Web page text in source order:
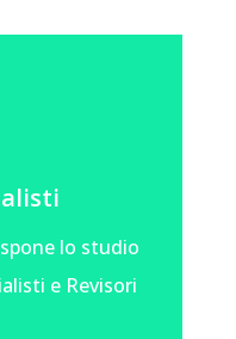
lo studio
e Revisori